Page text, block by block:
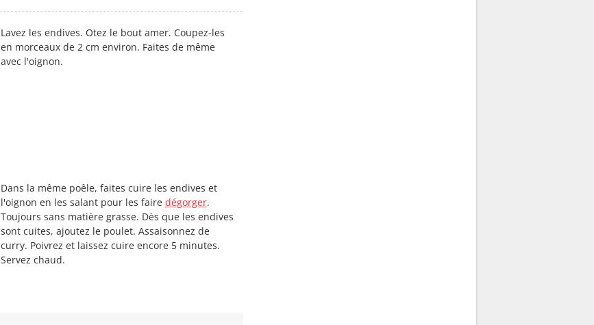
Lavez les endives. Otez le bout amer. Coupez-les
en morceaux de 2 cm environ. Faites de même
avec l'oignon.
Dans la même poêle, faites cuire les endives et
l'oignon en les salant pour les faire dégorger.
Toujours sans matière grasse. Dès que les endives
sont cuites, ajoutez le poulet. Assaisonnez de
curry. Poivrez et laissez cuire encore 5 minutes.
Servez chaud.